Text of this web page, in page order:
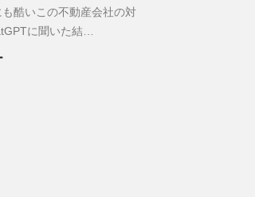
も酷いこの不動産会社の対
に聞いた結…